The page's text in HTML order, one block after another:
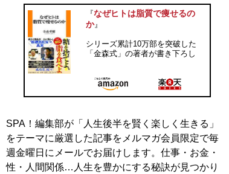
『なぜヒトは脂質で痩せるの
か』
シリーズ累計10万部を突破した
「金森式」の著者が書き下ろし
SPA！編集部が「人生後半を賢く楽しく生きる」
をテーマに厳選した記事をメルマガ会員限定で毎
週金曜日にメールでお届けします。仕事・お金・
性・人間関係…人生を豊かにする秘訣が見つかり